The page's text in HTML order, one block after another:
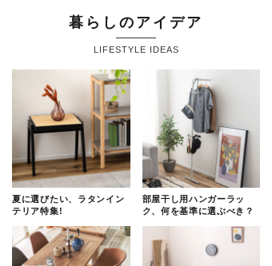
暮らしのアイデア
LIFESTYLE IDEAS
夏に選びたい、ラタンイン
テリア特集!
部屋干し用ハンガーラッ
ク、何を基準に選ぶべき？